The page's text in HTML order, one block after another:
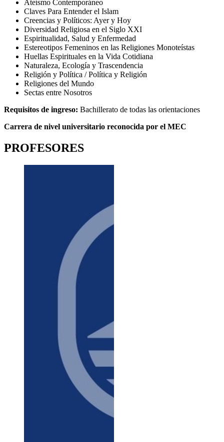
Ateísmo Contemporáneo
Claves Para Entender el Islam
Creencias y Políticos: Ayer y Hoy
Diversidad Religiosa en el Siglo XXI
Espiritualidad, Salud y Enfermedad
Estereotipos Femeninos en las Religiones Monoteístas
Huellas Espirituales en la Vida Cotidiana
Naturaleza, Ecología y Trascendencia
Religión y Política / Política y Religión
Religiones del Mundo
Sectas entre Nosotros
Requisitos de ingreso: Bachillerato de todas las orientaciones
Carrera de nivel universitario reconocida por el MEC
PROFESORES